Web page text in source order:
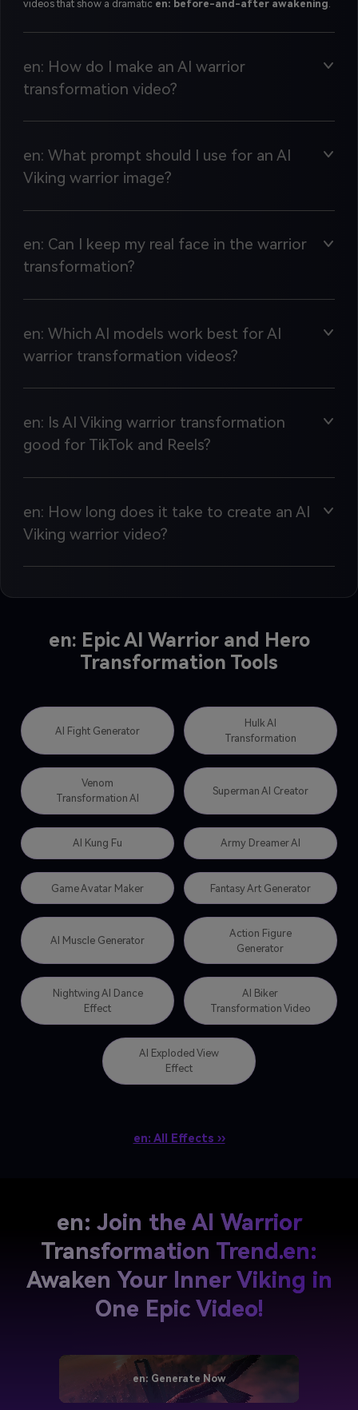
videos that show a dramatic en: before-and-after awakening.
en: How do I make an AI warrior
transformation video?
en: What prompt should I use for an AI
Viking warrior image?
en: Can I keep my real face in the warrior
transformation?
en: Which AI models work best for AI
warrior transformation videos?
en: Is AI Viking warrior transformation
good for TikTok and Reels?
en: How long does it take to create an AI
Viking warrior video?
en: Epic AI Warrior and Hero
Transformation Tools
AI Fight Generator
Hulk AI
Transformation
Venom
Transformation AI
Superman AI Creator
AI Kung Fu Army Dreamer AI
Game Avatar Maker Fantasy Art Generator
AI Muscle Generator
Action Figure
Generator
Nightwing AI Dance
Effect
AI Biker
Transformation Video
AI Exploded View
Effect
en: All Effects ››
en: Join the AI Warrior
Transformation Trend.en:
Awaken Your Inner Viking in
One Epic Video!
en: Generate Now